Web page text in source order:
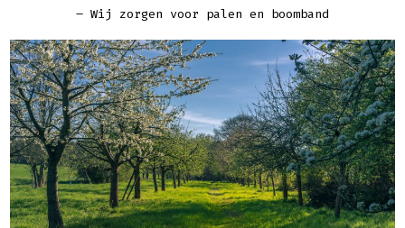
– Wij zorgen voor palen en boomband